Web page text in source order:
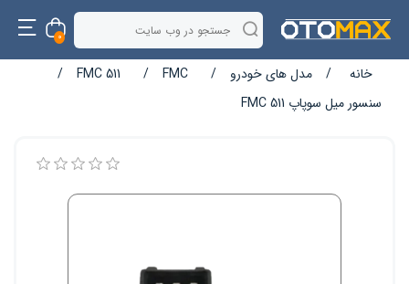
0
خانه / مدل های خودرو /
FMC
/
FMC 511
/
سنسور میل سوپاپ FMC 511